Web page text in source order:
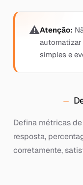
Atenção:
automatizar
simples e
Defina métricas
resposta,
corretamente,